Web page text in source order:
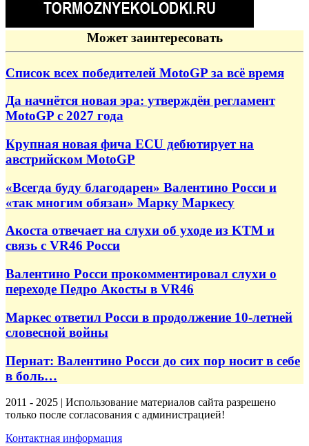
Может заинтересовать
Список всех победителей MotoGP за всё время
Да начнётся новая эра: утверждён регламент
MotoGP с 2027 года
Крупная новая фича ECU дебютирует на
австрийском MotoGP
«Всегда буду благодарен» Валентино Росси и
«так многим обязан» Марку Маркесу
Акоста отвечает на слухи об уходе из KTM и
связь с VR46 Росси
Валентино Росси прокомментировал слухи о
переходе Педро Акосты в VR46
Маркес ответил Росси в продолжение 10-летней
словесной войны
Пернат: Валентино Росси до сих пор носит в себе
в боль…
2011 - 2025 | Использование материалов сайта разрешено
только после согласования с администрацией!
Контактная информация